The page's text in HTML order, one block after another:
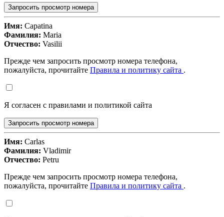
Запросить просмотр номера
Имя: Capatina
Фамилия: Maria
Отчество: Vasilii
Прежде чем запросить просмотр номера телефона,
пожалуйста, прочитайте Правила и политику сайта .
Я согласен с правилами и политикой сайта
Запросить просмотр номера
Имя: Carlas
Фамилия: Vladimir
Отчество: Petru
Прежде чем запросить просмотр номера телефона,
пожалуйста, прочитайте Правила и политику сайта .